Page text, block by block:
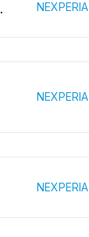
NEXPERIA
NEXPERIA
NEXPERIA